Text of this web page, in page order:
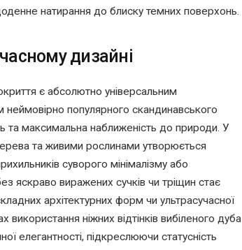
натирання до блиску темних поверхонь.
дизайні
є абсолютно універсальним
неймовірно популярного скандинавського
та максимальна наближеність до природи. У
та живими рослинами утворюється
суворого мінімалізму або
яскраво виражених сучків чи тріщин стає
архітектурних форм чи ультрасучасної
використання ніжних відтінків вибіленого дуба
елегантності, підкреслюючи статусність